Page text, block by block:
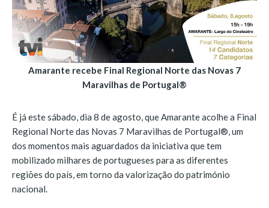
Amarante recebe Final Regional Norte das Novas 7
Maravilhas de Portugal®
É já este sábado, dia 8 de agosto, que Amarante acolhe a Final
Regional Norte das Novas 7 Maravilhas de Portugal®, um
dos momentos mais aguardados da iniciativa que tem
mobilizado milhares de portugueses para as diferentes
regiões do país, em torno da valorização do património
nacional.